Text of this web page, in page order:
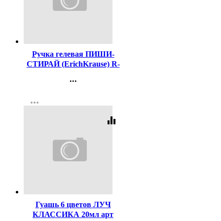
Ручка гелевая ПИШИ-
СТИРАЙ (ErichKrause) R-
Block) синий, 0,5мм
...
Регистрация
more_horiz
equalizer
Гуашь 6 цветов ЛУЧ
КЛАССИКА 20мл арт